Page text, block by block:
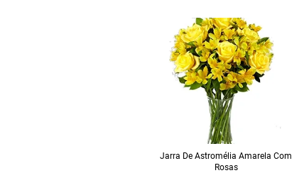
Jarra De Astromélia Amarela Com
Rosas